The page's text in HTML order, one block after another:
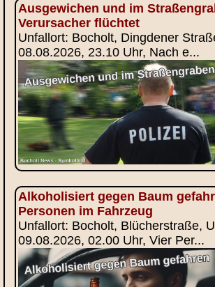
Ausgewichen und im
Verursacher flüchtet
Unfallort: Bocholt, Dingdener
08.08.2026, 23.10 Uhr, Nach e...
Alkoholisiert gegen Baum
Personen im Fahrzeug
Unfallort: Bocholt, Blücherstraße,
09.08.2026, 02.00 Uhr, Vier Per...